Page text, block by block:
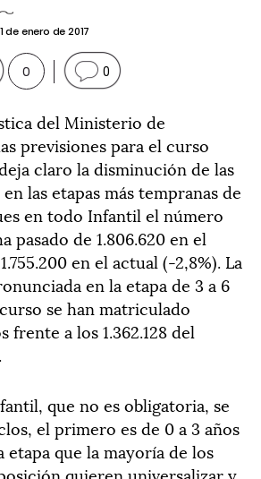
de enero de 2017
0 0
del Ministerio de
previsiones para el curso
claro la disminución de las
las etapas más tempranas de
en todo Infantil el número
pasado de 1.806.620 en el
en el actual (-2,8%). La
en la etapa de 3 a 6
se han matriculado
frente a los 1.362.128 del
que no es obligatoria, se
el primero es de 0 a 3 años
etapa que la mayoría de los
quieren universalizar y